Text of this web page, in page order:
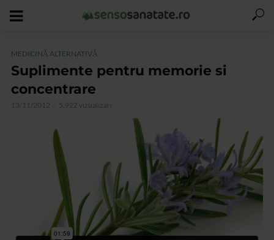
MEDICINĂ ALTERNATIVĂ
Suplimente pentru memorie si
concentrare
13/11/2012 5.922 vizualizari